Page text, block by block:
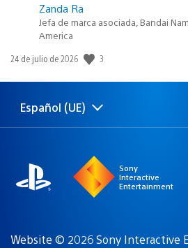
Zanda Ra
Jefa de marca asociada, Bandai
America
Fecha
publicación:
24 de julio de 2026 3
Selecciona
una
Región
actual:
Español (UE)
Sony
Interactive
Entertainment
Website © 2026 Sony Interactive